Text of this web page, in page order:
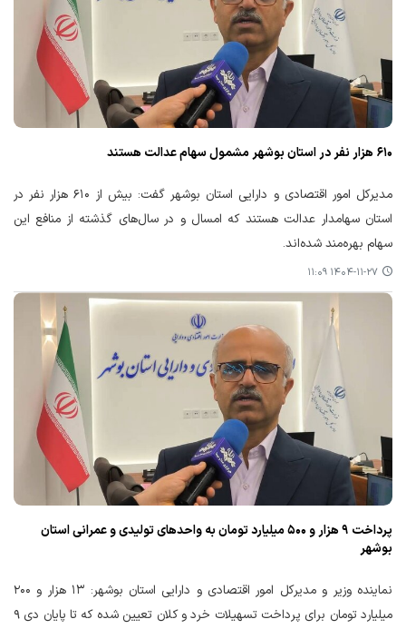
۶۱۰ هزار نفر در استان بوشهر مشمول سهام عدالت هستند
مدیرکل امور اقتصادی و دارایی استان بوشهر گفت: بیش از ۶۱۰ هزار نفر در
استان سهامدار عدالت هستند که امسال و در سال‌های گذشته از منافع این
سهام بهره‌مند شده‌اند.
۱۴۰۴-۱۱-۲۷ ۱۱:۰۹
پرداخت ۹ هزار و ۵۰۰ میلیارد تومان به واحدهای تولیدی و عمرانی استان
بوشهر
نماینده وزیر و مدیرکل امور اقتصادی و دارایی استان بوشهر: ۱۳ هزار و ۲۰۰
میلیارد تومان برای پرداخت تسهیلات خرد و کلان تعیین شده که تا پایان دی ۹